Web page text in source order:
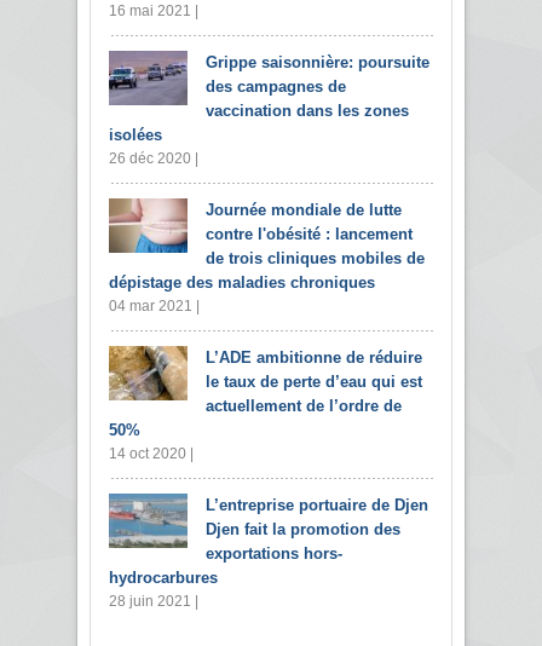
16 mai 2021 |
Grippe saisonnière: poursuite
des campagnes de
vaccination dans les zones
isolées
26 déc 2020 |
Journée mondiale de lutte
contre l'obésité : lancement
de trois cliniques mobiles de
dépistage des maladies chroniques
04 mar 2021 |
L’ADE ambitionne de réduire
le taux de perte d’eau qui est
actuellement de l’ordre de
50%
14 oct 2020 |
L’entreprise portuaire de Djen
Djen fait la promotion des
exportations hors-
hydrocarbures
28 juin 2021 |